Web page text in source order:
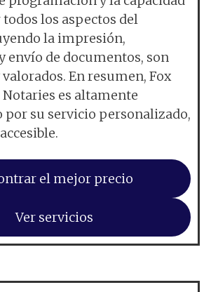
los aspectos del
la impresión,
envío de documentos, son
En resumen, Fox
es altamente
por su servicio personalizado,
el mejor precio
Ver servicios